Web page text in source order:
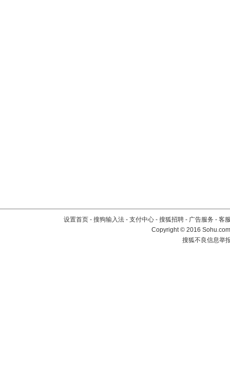
设置首页 - 搜狗输入法 - 支付中心 - 搜狐招聘 - 广告服务 - 客
Copyright©2016
搜狐不良信息举